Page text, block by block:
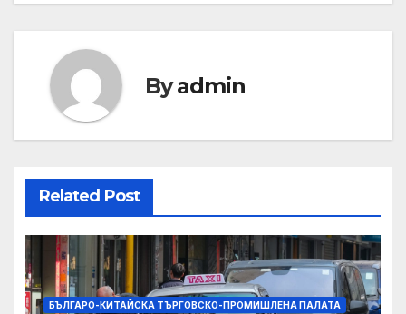
Byadmin
Related Post
БЪЛГАРО-КИТАЙСКА ТЪРГОВСКО-ПРОМИШЛЕНА ПАЛАТА